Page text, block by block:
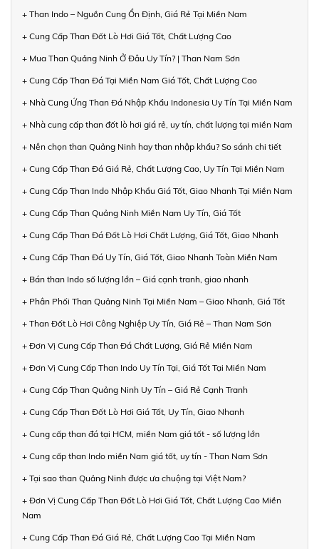
+ Than Indo – Nguồn Cung Ổn Định, Giá Rẻ Tại Miền Nam
+ Cung Cấp Than Đốt Lò Hơi Giá Tốt, Chất Lượng Cao
+ Mua Than Quảng Ninh Ở Đâu Uy Tín? | Than Nam Sơn
+ Cung Cấp Than Đá Tại Miền Nam Giá Tốt, Chất Lượng Cao
+ Nhà Cung Ứng Than Đá Nhập Khẩu Indonesia Uy Tín Tại Miền Nam
+ Nhà cung cấp than đốt lò hơi giá rẻ, uy tín, chất lượng tại miền Nam
+ Nên chọn than Quảng Ninh hay than nhập khẩu? So sánh chi tiết
+ Cung Cấp Than Đá Giá Rẻ, Chất Lượng Cao, Uy Tín Tại Miền Nam
+ Cung Cấp Than Indo Nhập Khẩu Giá Tốt, Giao Nhanh Tại Miền Nam
+ Cung Cấp Than Quảng Ninh Miền Nam Uy Tín, Giá Tốt
+ Cung Cấp Than Đá Đốt Lò Hơi Chất Lượng, Giá Tốt, Giao Nhanh
+ Cung Cấp Than Đá Uy Tín, Giá Tốt, Giao Nhanh Toàn Miền Nam
+ Bán than Indo số lượng lớn – Giá cạnh tranh, giao nhanh
+ Phân Phối Than Quảng Ninh Tại Miền Nam – Giao Nhanh, Giá Tốt
+ Than Đốt Lò Hơi Công Nghiệp Uy Tín, Giá Rẻ – Than Nam Sơn
+ Đơn Vị Cung Cấp Than Đá Chất Lượng, Giá Rẻ Miền Nam
+ Đơn Vị Cung Cấp Than Indo Uy Tín Tại, Giá Tốt Tại Miền Nam
+ Cung Cấp Than Quảng Ninh Uy Tín – Giá Rẻ Cạnh Tranh
+ Cung Cấp Than Đốt Lò Hơi Giá Tốt, Uy Tín, Giao Nhanh
+ Cung cấp than đá tại HCM, miền Nam giá tốt - số lượng lớn
+ Cung cấp than Indo miền Nam giá tốt, uy tín - Than Nam Sơn
+ Tại sao than Quảng Ninh được ưa chuộng tại Việt Nam?
+ Đơn Vị Cung Cấp Than Đốt Lò Hơi Giá Tốt, Chất Lượng Cao Miền
Nam
+ Cung Cấp Than Đá Giá Rẻ, Chất Lượng Cao Tại Miền Nam